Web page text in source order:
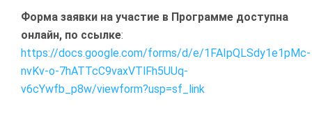
Форма заявки на участие в Программе доступна
онлайн, по ссылке:
https://docs.google.com/forms/d/e/1FAIpQLSdy1e1pMc-
nvKv-o-7hATTcC9vaxVTlFh5UUq-
v6cYwfb_p8w/viewform?usp=sf_link